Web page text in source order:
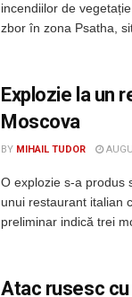
incendiilor de
zbor în zona Psatha,
Explozie la un
Moscova
BY MIHAIL TUDOR
O explozie s-a produs
unui restaurant italian
preliminar indică trei
Atac rusesc